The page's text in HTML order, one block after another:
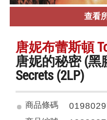
查看
唐妮布蕾斯頓
唐妮的秘密 (黑
Secrets (2LP)
商品條碼